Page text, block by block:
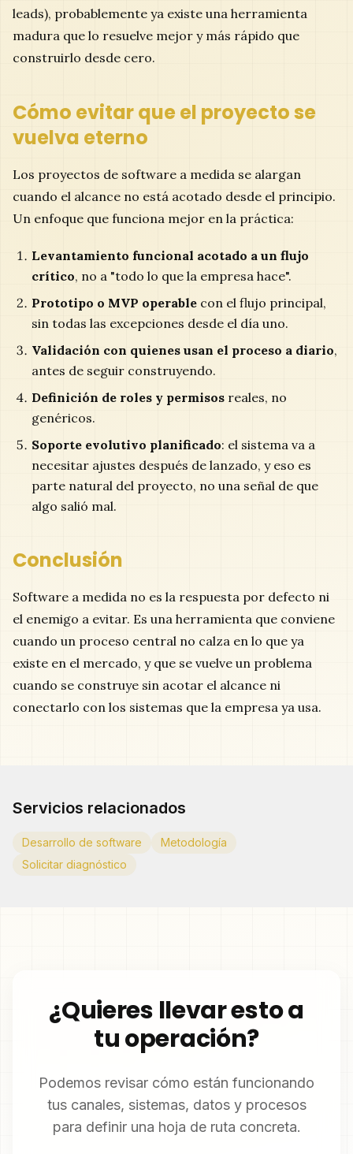
leads), probablemente ya existe una herramienta
madura que lo resuelve mejor y más rápido que
construirlo desde cero.
Cómo evitar que el proyecto se
vuelva eterno
Los proyectos de software a medida se alargan
cuando el alcance no está acotado desde el principio.
Un enfoque que funciona mejor en la práctica:
Levantamiento funcional acotado a un flujo
crítico, no a "todo lo que la empresa hace".
Prototipo o MVP operable con el flujo principal,
sin todas las excepciones desde el día uno.
Validación con quienes usan el proceso a diario,
antes de seguir construyendo.
Definición de roles y permisos reales, no
genéricos.
Soporte evolutivo planificado: el sistema va a
necesitar ajustes después de lanzado, y eso es
parte natural del proyecto, no una señal de que
algo salió mal.
Conclusión
Software a medida no es la respuesta por defecto ni
el enemigo a evitar. Es una herramienta que conviene
cuando un proceso central no calza en lo que ya
existe en el mercado, y que se vuelve un problema
cuando se construye sin acotar el alcance ni
conectarlo con los sistemas que la empresa ya usa.
Servicios relacionados
Desarrollo de software
Metodología
Solicitar diagnóstico
¿Quieres llevar esto a
tu operación?
Podemos revisar cómo están funcionando
tus canales, sistemas, datos y procesos
para definir una hoja de ruta concreta.